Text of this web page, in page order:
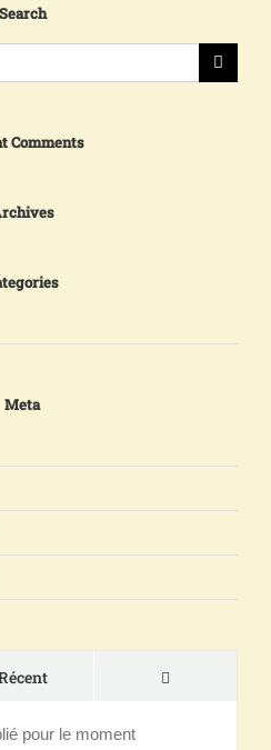
Search
Comments
Meta
pour le moment